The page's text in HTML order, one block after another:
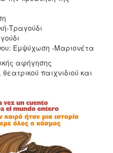
Τραγούδι
Εμψύχωση -Μαριονέτα
αφήγησης
παιχνιδιού και